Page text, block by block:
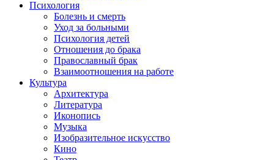
Психология
Болезнь и смерть
Уход за больными
Психология детей
Отношения до брака
Православный брак
Взаимоотношения на работе
Культура
Архитектура
Литература
Иконопись
Музыка
Изобразительное искусство
Кино